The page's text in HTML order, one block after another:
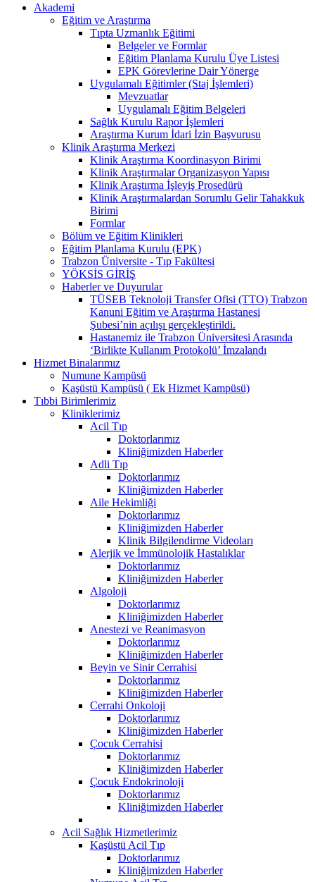
Akademi
Eğitim ve Araştırma
Tıpta Uzmanlık Eğitimi
Belgeler ve Formlar
Eğitim Planlama Kurulu Üye Listesi
EPK Görevlerine Dair Yönerge
Uygulamalı Eğitimler (Staj İşlemleri)
Mevzuatlar
Uygulamalı Eğitim Belgeleri
Sağlık Kurulu Rapor İşlemleri
Araştırma Kurum İdari İzin Başvurusu
Klinik Araştırma Merkezi
Klinik Araştırma Koordinasyon Birimi
Klinik Araştırmalar Organizasyon Yapısı
Klinik Araştırma İşleyiş Prosedürü
Klinik Araştırmalardan Sorumlu Gelir Tahakkuk
Birimi
Formlar
Bölüm ve Eğitim Klinikleri
Eğitim Planlama Kurulu (EPK)
Trabzon Üniversite - Tıp Fakültesi
YÖKSİS GİRİŞ
Haberler ve Duyurular
TÜSEB Teknoloji Transfer Ofisi (TTO) Trabzon
Kanuni Eğitim ve Araştırma Hastanesi
Şubesi’nin açılışı gerçekleştirildi.
Hastanemiz ile Trabzon Üniversitesi Arasında
‘Birlikte Kullanım Protokolü’ İmzalandı
Hizmet Binalarımız
Numune Kampüsü
Kaşüstü Kampüsü ( Ek Hizmet Kampüsü)
Tıbbi Birimlerimiz
Kliniklerimiz
Acil Tıp
Doktorlarımız
Kliniğimizden Haberler
Adli Tıp
Doktorlarımız
Kliniğimizden Haberler
Aile Hekimliği
Doktorlarımız
Kliniğimizden Haberler
Klinik Bilgilendirme Videoları
Alerjik ve İmmünolojik Hastalıklar
Doktorlarımız
Kliniğimizden Haberler
Algoloji
Doktorlarımız
Kliniğimizden Haberler
Anestezi ve Reanimasyon
Doktorlarımız
Kliniğimizden Haberler
Beyin ve Sinir Cerrahisi
Doktorlarımız
Kliniğimizden Haberler
Cerrahi Onkoloji
Doktorlarımız
Kliniğimizden Haberler
Çocuk Cerrahisi
Doktorlarımız
Kliniğimizden Haberler
Çocuk Endokrinoloji
Doktorlarımız
Kliniğimizden Haberler
Acil Sağlık Hizmetlerimiz
Kaşüstü Acil Tıp
Doktorlarımız
Kliniğimizden Haberler